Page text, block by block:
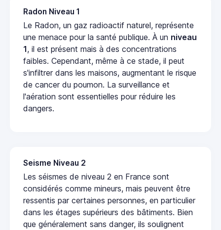
Radon Niveau 1
Le Radon, un gaz radioactif naturel, représente
une menace pour la santé publique. À un niveau
1, il est présent mais à des concentrations
faibles. Cependant, même à ce stade, il peut
s'infiltrer dans les maisons, augmentant le risque
de cancer du poumon. La surveillance et
l'aération sont essentielles pour réduire les
dangers.
Seisme Niveau 2
Les séismes de niveau 2 en France sont
considérés comme mineurs, mais peuvent être
ressentis par certaines personnes, en particulier
dans les étages supérieurs des bâtiments. Bien
que généralement sans danger, ils soulignent